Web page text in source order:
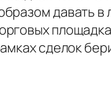
давать в
сделок